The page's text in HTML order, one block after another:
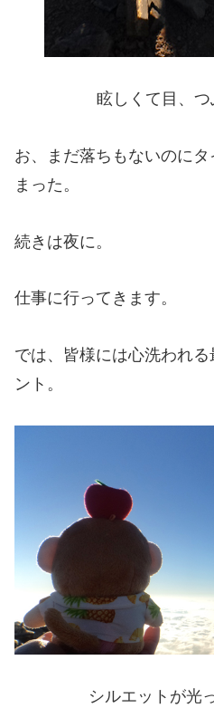
眩しくて目、つ
お、まだ落ちもないのに
まった。
続きは夜に。
仕事に行ってきます。
では、皆様には心洗われ
ント。
シルエットが光